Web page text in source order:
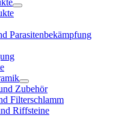
Parasitenbekämpfung
Zubehör
Filterschlamm
Riffsteine